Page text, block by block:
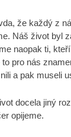
že každý z
Náš život byl
naopak ti,
pro nás
a pak museli
docela jiný
opijeme.